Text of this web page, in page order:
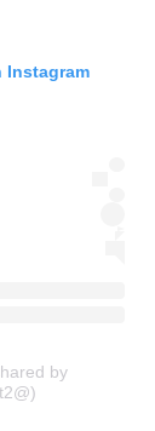
Instagram
(@sport1sport2)